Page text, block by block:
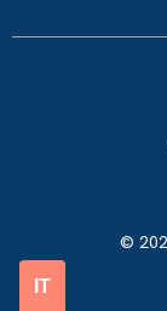
©
IT